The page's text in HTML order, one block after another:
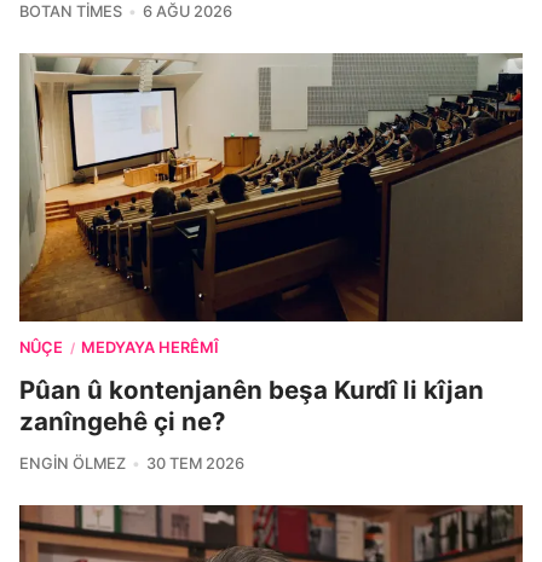
BOTAN TIMES 6 AĞU 2026
NÛÇE / MEDYAYA HERÊMÎ
Pûan û kontenjanên beşa Kurdî li kîjan
zanîngehê çi ne?
ENGIN ÖLMEZ 30 TEM 2026